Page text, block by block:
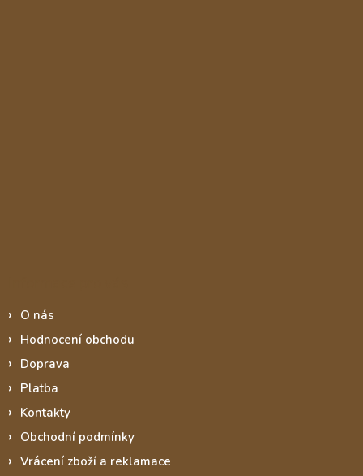
O nás
Hodnocení obchodu
Doprava
Platba
Kontakty
Obchodní podmínky
Vrácení zboží a reklamace